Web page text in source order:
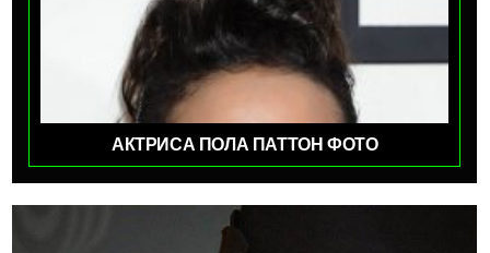
АКТРИСА ПОЛА ПАТТОН ФОТО